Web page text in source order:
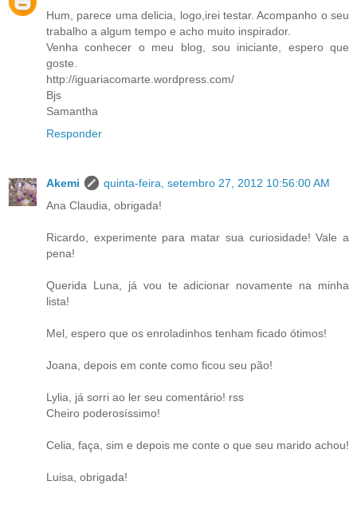
Hum, parece uma delicia, logo,irei testar. Acompanho o seu
trabalho a algum tempo e acho muito inspirador.
Venha conhecer o meu blog, sou iniciante, espero que
goste.
http://iguariacomarte.wordpress.com/
Bjs
Samantha
Responder
Akemi
quinta-feira, setembro 27, 2012 10:56:00 AM
Ana Claudia, obrigada!
Ricardo, experimente para matar sua curiosidade! Vale a
pena!
Querida Luna, já vou te adicionar novamente na minha
lista!
Mel, espero que os enroladinhos tenham ficado ótimos!
Joana, depois em conte como ficou seu pão!
Lylia, já sorri ao ler seu comentário! rss
Cheiro poderosíssimo!
Celia, faça, sim e depois me conte o que seu marido achou!
Luisa, obrigada!